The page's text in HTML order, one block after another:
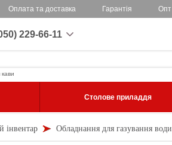
Оплата та доставка Гарантія Опт
229-66-11
Столове приладдя
інвентар Обладнання для газування води